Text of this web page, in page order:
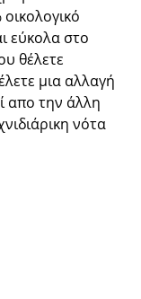
εύκολα στο
θέλετε
μια αλλαγή
απο την άλλη
νότα